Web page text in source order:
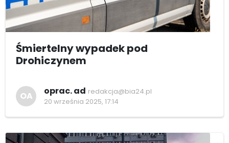
Śmiertelny wypadek pod
Drohiczynem
OA oprac. ad redakcja@bia24.pl
20 września 2025, 17:14